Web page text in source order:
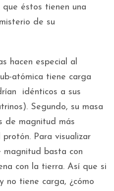
éstos tienen una
de su
hacen especial al
atómica tiene carga
idénticos a sus
Segundo, su masa
de magnitud más
Para visualizar
magnitud basta con
con la tierra. Así que si
no tiene carga, ¿cómo